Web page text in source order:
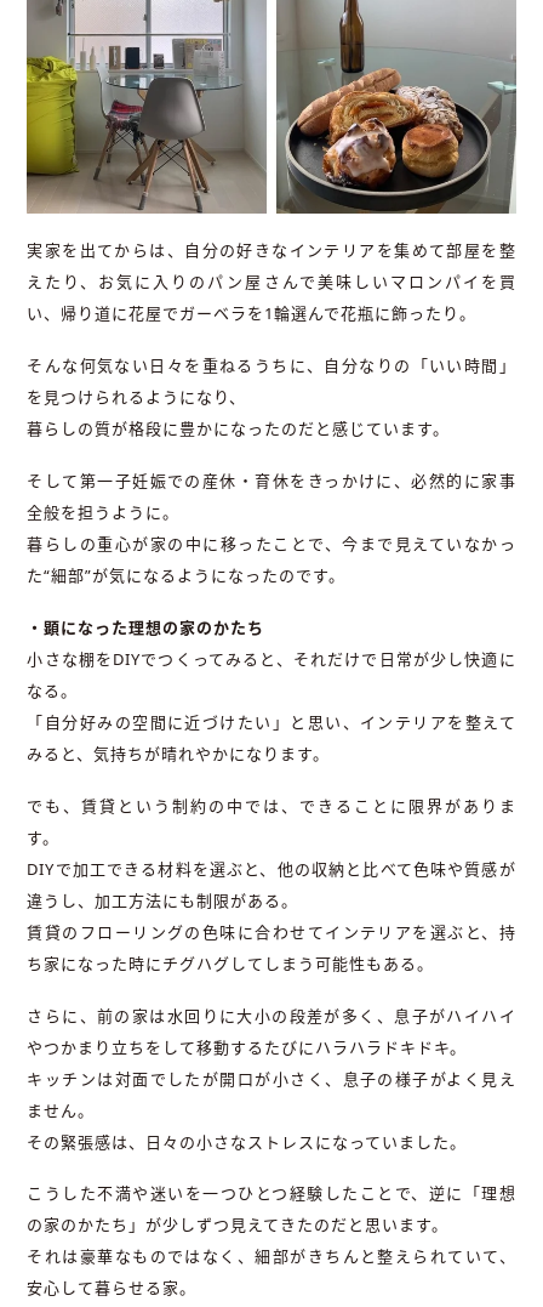
実家を出てからは、自分の好きなインテリアを集めて部屋を整
えたり、お気に入りのパン屋さんで美味しいマロンパイを買
い、帰り道に花屋でガーベラを1輪選んで花瓶に飾ったり。
そんな何気ない日々を重ねるうちに、自分なりの「いい時間」
を見つけられるようになり、
暮らしの質が格段に豊かになったのだと感じています。
そして第一子妊娠での産休・育休をきっかけに、必然的に家事
全般を担うように。
暮らしの重心が家の中に移ったことで、今まで見えていなかっ
た“細部”が気になるようになったのです。
・顕になった理想の家のかたち
小さな棚をDIYでつくってみると、それだけで日常が少し快適に
なる。
「自分好みの空間に近づけたい」と思い、インテリアを整えて
みると、気持ちが晴れやかになります。
でも、賃貸という制約の中では、できることに限界がありま
す。
DIYで加工できる材料を選ぶと、他の収納と比べて色味や質感が
違うし、加工方法にも制限がある。
賃貸のフローリングの色味に合わせてインテリアを選ぶと、持
ち家になった時にチグハグしてしまう可能性もある。
さらに、前の家は水回りに大小の段差が多く、息子がハイハイ
やつかまり立ちをして移動するたびにハラハラドキドキ。
キッチンは対面でしたが開口が小さく、息子の様子がよく見え
ません。
その緊張感は、日々の小さなストレスになっていました。
こうした不満や迷いを一つひとつ経験したことで、逆に「理想
の家のかたち」が少しずつ見えてきたのだと思います。
それは豪華なものではなく、細部がきちんと整えられていて、
安心して暮らせる家。